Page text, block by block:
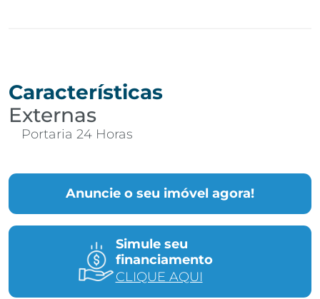
Anuncie o seu imóvel agora!
Simule seu
financiamento
CLIQUE AQUI
Características
Externas
Portaria 24 Horas